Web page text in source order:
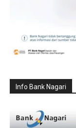
Info Bank Nagari